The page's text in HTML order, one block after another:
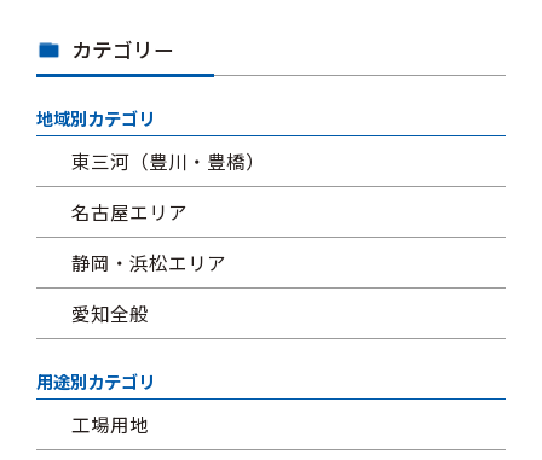
カテゴリー
地域別カテゴリ
東三河（豊川・豊橋）
名古屋エリア
静岡・浜松エリア
愛知全般
用途別カテゴリ
工場用地